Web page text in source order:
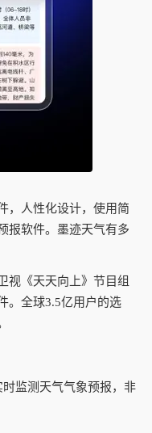
，人性化设计，使用简
报软件。墨迹天气有多
视《天天向上》节目组
。全球3.5亿用户的选
监测天气气象预报，非